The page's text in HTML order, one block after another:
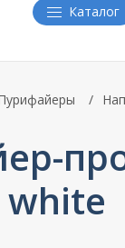
Каталог
white